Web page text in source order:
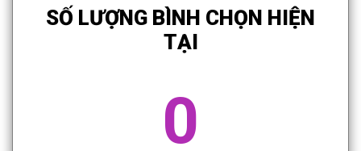
SỐ LƯỢNG BÌNH CHỌN HIỆN
TẠI
0